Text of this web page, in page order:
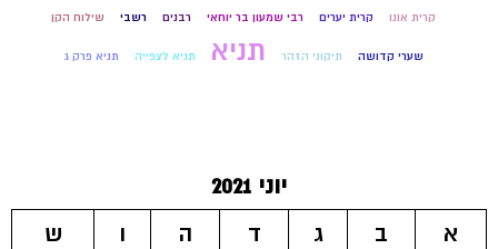
קרית אונו קרית יערים רבי שמעון בר יוחאי רבנים רשבי שילוח הקן
שערי קדושה תיקוני הזהר תניא תניא לצפייה תניא פרק ג
יוני 2021
א
ב ג ד ה ו
ש